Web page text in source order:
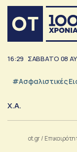
16:29 ΣΑΒΒΑΤΟ 08
#Ασφαλιστικές
Χ.Α.
ot.gr/